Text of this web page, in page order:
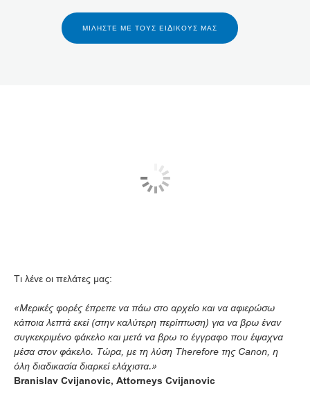
ΜΙΛΉΣΤΕ ΜΕ ΤΟΥΣ ΕΙΔΙΚΟΎΣ ΜΑΣ
Τι λένε οι πελάτες μας:
«Μερικές φορές έπρεπε να πάω στο αρχείο και να αφιερώσω
κάποια λεπτά εκεί (στην καλύτερη περίπτωση) για να βρω έναν
συγκεκριμένο φάκελο και μετά να βρω το έγγραφο που έψαχνα
μέσα στον φάκελο. Τώρα, με τη λύση Therefore της Canon, η
όλη διαδικασία διαρκεί ελάχιστα.»
Branislav Cvijanovic, Attorneys Cvijanovic